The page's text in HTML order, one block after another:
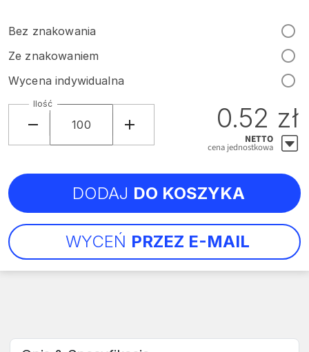
Wybierz sekcję
Bez znakowania
Ze znakowaniem
Wycena indywidualna
Ilość 0.52 zł
NETTO
cena jednostkowa
WYCEŃ PRZEZ E-MAIL
DODAJ DO KOSZYKA